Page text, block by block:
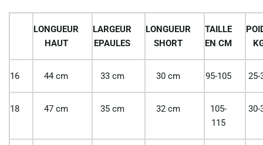
LONGUEUR
HAUT
LARGEUR
EPAULES
LONGUEUR
SHORT
TAILLE
EN CM
16 44 cm 33 cm 30 cm 95-105 25-
18 47 cm 35 cm 32 cm
105-
115
30-